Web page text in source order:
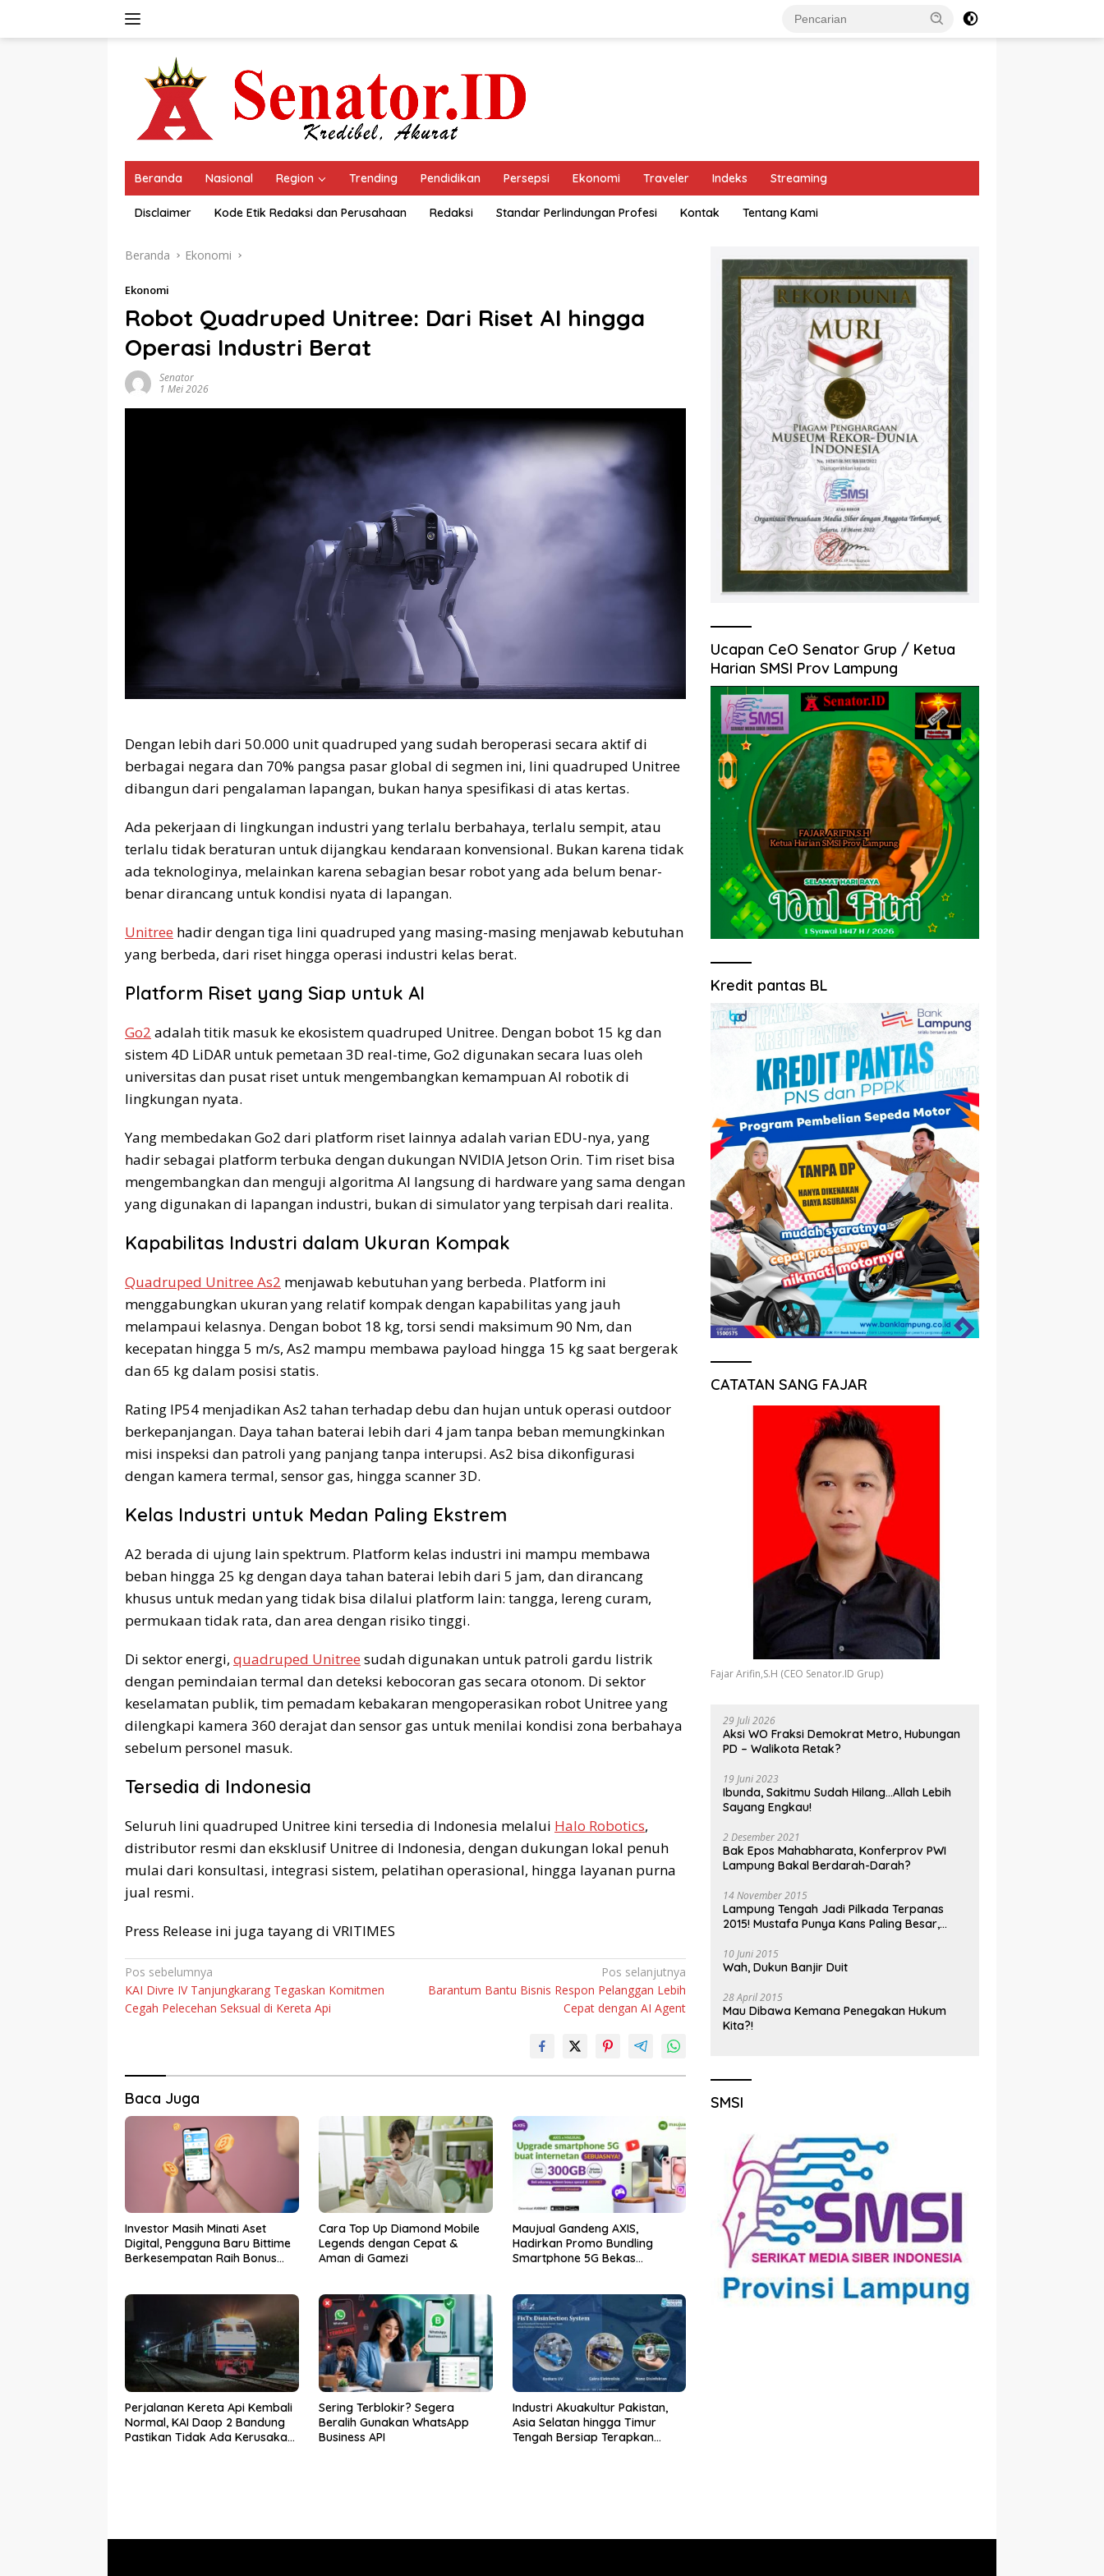
Beranda Nasional Region Trending Pendidikan Persepsi Ekonomi Traveler Indeks Streaming
Disclaimer Kode Etik Redaksi dan Perusahaan Redaksi Standar Perlindungan Profesi Kontak Tentang Kami
Beranda Ekonomi
Ekonomi
Robot Quadruped Unitree: Dari Riset AI hingga
Operasi Industri Berat
Senator
1 Mei 2026
Dengan lebih dari 50.000 unit quadruped yang sudah beroperasi secara aktif di
berbagai negara dan 70% pangsa pasar global di segmen ini, lini quadruped Unitree
dibangun dari pengalaman lapangan, bukan hanya spesifikasi di atas kertas.
Ada pekerjaan di lingkungan industri yang terlalu berbahaya, terlalu sempit, atau
terlalu tidak beraturan untuk dijangkau kendaraan konvensional. Bukan karena tidak
ada teknologinya, melainkan karena sebagian besar robot yang ada belum benar-
benar dirancang untuk kondisi nyata di lapangan.
Unitree hadir dengan tiga lini quadruped yang masing-masing menjawab kebutuhan
yang berbeda, dari riset hingga operasi industri kelas berat.
Platform Riset yang Siap untuk AI
Go2 adalah titik masuk ke ekosistem quadruped Unitree. Dengan bobot 15 kg dan
sistem 4D LiDAR untuk pemetaan 3D real-time, Go2 digunakan secara luas oleh
universitas dan pusat riset untuk mengembangkan kemampuan AI robotik di
lingkungan nyata.
Yang membedakan Go2 dari platform riset lainnya adalah varian EDU-nya, yang
hadir sebagai platform terbuka dengan dukungan NVIDIA Jetson Orin. Tim riset bisa
mengembangkan dan menguji algoritma AI langsung di hardware yang sama dengan
yang digunakan di lapangan industri, bukan di simulator yang terpisah dari realita.
Kapabilitas Industri dalam Ukuran Kompak
Quadruped Unitree As2 menjawab kebutuhan yang berbeda. Platform ini
menggabungkan ukuran yang relatif kompak dengan kapabilitas yang jauh
melampaui kelasnya. Dengan bobot 18 kg, torsi sendi maksimum 90 Nm, dan
kecepatan hingga 5 m/s, As2 mampu membawa payload hingga 15 kg saat bergerak
dan 65 kg dalam posisi statis.
Rating IP54 menjadikan As2 tahan terhadap debu dan hujan untuk operasi outdoor
berkepanjangan. Daya tahan baterai lebih dari 4 jam tanpa beban memungkinkan
misi inspeksi dan patroli yang panjang tanpa interupsi. As2 bisa dikonfigurasi
dengan kamera termal, sensor gas, hingga scanner 3D.
Kelas Industri untuk Medan Paling Ekstrem
A2 berada di ujung lain spektrum. Platform kelas industri ini mampu membawa
beban hingga 25 kg dengan daya tahan baterai lebih dari 5 jam, dan dirancang
khusus untuk medan yang tidak bisa dilalui platform lain: tangga, lereng curam,
permukaan tidak rata, dan area dengan risiko tinggi.
Di sektor energi, quadruped Unitree sudah digunakan untuk patroli gardu listrik
dengan pemindaian termal dan deteksi kebocoran gas secara otonom. Di sektor
keselamatan publik, tim pemadam kebakaran mengoperasikan robot Unitree yang
dilengkapi kamera 360 derajat dan sensor gas untuk menilai kondisi zona berbahaya
sebelum personel masuk.
Tersedia di Indonesia
Seluruh lini quadruped Unitree kini tersedia di Indonesia melalui Halo Robotics,
distributor resmi dan eksklusif Unitree di Indonesia, dengan dukungan lokal penuh
mulai dari konsultasi, integrasi sistem, pelatihan operasional, hingga layanan purna
jual resmi.
Press Release ini juga tayang di VRITIMES
Navigasi
pos
Pos sebelumnya
KAI Divre IV Tanjungkarang Tegaskan Komitmen
Cegah Pelecehan Seksual di Kereta Api
Pos selanjutnya
Barantum Bantu Bisnis Respon Pelanggan Lebih
Cepat dengan AI Agent
Baca Juga
Investor Masih Minati Aset
Digital, Pengguna Baru Bittime
Berkesempatan Raih Bonus
Cara Top Up Diamond Mobile
Legends dengan Cepat &
Aman di Gamezi
Maujual Gandeng AXIS,
Hadirkan Promo Bundling
Smartphone 5G Bekas
Perjalanan Kereta Api Kembali
Normal, KAI Daop 2 Bandung
Pastikan Tidak Ada Kerusakan
Sering Terblokir? Segera
Beralih Gunakan WhatsApp
Business API
Industri Akuakultur Pakistan,
Asia Selatan hingga Timur
Tengah Bersiap Terapkan
Ucapan CeO Senator Grup / Ketua
Harian SMSI Prov Lampung
Kredit pantas BL
CATATAN SANG FAJAR
Fajar Arifin,S.H (CEO Senator.ID Grup)
29 Juli 2026
Aksi WO Fraksi Demokrat Metro, Hubungan
PD – Walikota Retak?
19 Juni 2023
Ibunda, Sakitmu Sudah Hilang…Allah Lebih
Sayang Engkau!
2 Desember 2021
Bak Epos Mahabharata, Konferprov PWI
Lampung Bakal Berdarah-Darah?
14 November 2015
Lampung Tengah Jadi Pilkada Terpanas
2015! Mustafa Punya Kans Paling Besar,
10 Juni 2015
Wah, Dukun Banjir Duit
28 April 2015
Mau Dibawa Kemana Penegakan Hukum
Kita?!
SMSI